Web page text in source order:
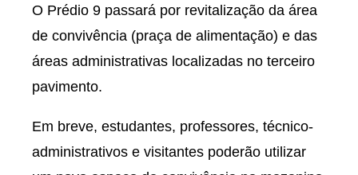
O Prédio 9 passará por revitalização da área
de convivência (praça de alimentação) e das
áreas administrativas localizadas no terceiro
pavimento.
Em breve, estudantes, professores, técnico-
administrativos e visitantes poderão utilizar